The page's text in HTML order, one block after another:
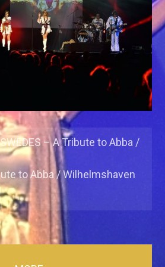
– A Tribute to Abba /
to Abba / Wilhelmshaven